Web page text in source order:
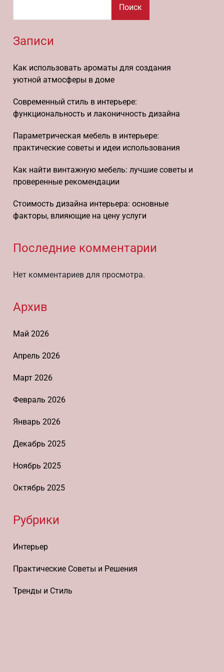
Поиск
Записи
Как использовать ароматы для создания
уютной атмосферы в доме
Современный стиль в интерьере:
функциональность и лаконичность дизайна
Параметрическая мебель в интерьере:
практические советы и идеи использования
Как найти винтажную мебель: лучшие советы и
проверенные рекомендации
Стоимость дизайна интерьера: основные
факторы, влияющие на цену услуги
Последние комментарии
Нет комментариев для просмотра.
Архив
Май 2026
Апрель 2026
Март 2026
Февраль 2026
Январь 2026
Декабрь 2025
Ноябрь 2025
Октябрь 2025
Рубрики
Интерьер
Практические Советы и Решения
Тренды и Стиль